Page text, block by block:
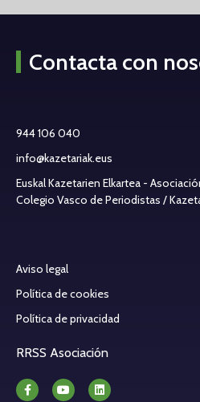
Contacta con
944 106 040
info@kazetariak.eus
Euskal Kazetarien Elkartea -
Colegio Vasco de Periodistas /
Aviso legal
Política de cookies
Política de privacidad
RRSS Asociación